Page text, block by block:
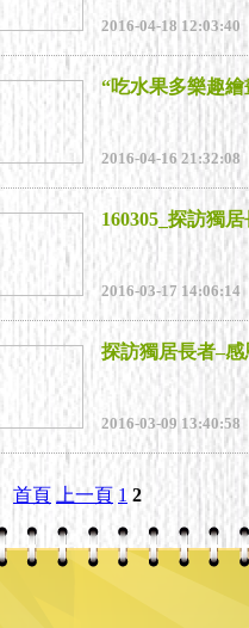
2016-04-18 12:03:40
“吃水果多樂趣
2016-04-16 21:32:08
160305_探訪獨
2016-03-17 14:06:14
探訪獨居長者–
2016-03-09 13:40:58
首頁 上一頁 1 2